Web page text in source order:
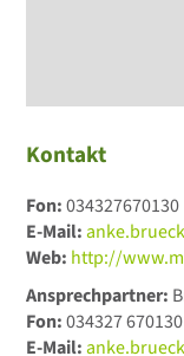
Kontakt
Fon:034327670130
E-Mail:
Web: http://
Ansprechpartner:
Fon:034327 670130
E-Mail: